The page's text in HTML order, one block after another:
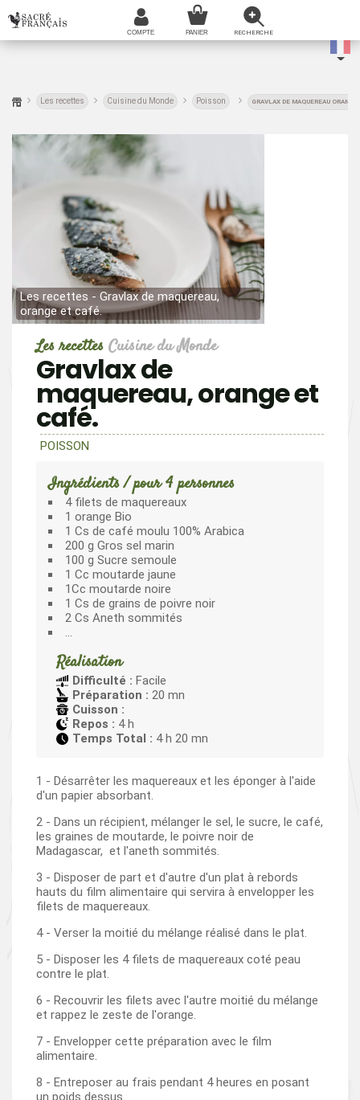
Les recettes Cuisine du Monde Poisson GRAVLAX DE MAQUEREAU
Les recettes - Gravlax de maquereau,
orange et café.
Les recettes Cuisine du Monde
Gravlax de
maquereau, orange et
café.
POISSON
Ingrédients / pour 4 personnes
4 filets de maquereaux
1 orange Bio
1 Cs de café moulu 100% Arabica
200 g Gros sel marin
100 g Sucre semoule
1 Cc moutarde jaune
1Cc moutarde noire
1 Cs de grains de poivre noir
2 Cs Aneth sommités
…
Réalisation
Difficulté : Facile
Préparation : 20 mn
Cuisson :
Repos : 4 h
Temps Total : 4 h 20 mn
1 - Désarrêter les maquereaux et les éponger à l'aide
d'un papier absorbant.
2 - Dans un récipient, mélanger le sel, le sucre, le café,
les graines de moutarde, le poivre noir de
Madagascar, et l'aneth sommités.
3 - Disposer de part et d'autre d'un plat à rebords
hauts du film alimentaire qui servira à envelopper les
filets de maquereaux.
4 - Verser la moitié du mélange réalisé dans le plat.
5 - Disposer les 4 filets de maquereaux coté peau
contre le plat.
6 - Recouvrir les filets avec l'autre moitié du mélange
et rappez le zeste de l'orange.
7 - Envelopper cette préparation avec le film
alimentaire.
8 - Entreposer au frais pendant 4 heures en posant
un poids dessus.